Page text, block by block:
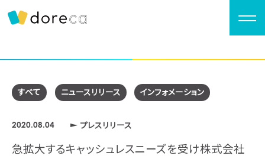
すべて ニュースリリース インフォメーション
2020.08.04 プレスリリース
急拡大するキャッシュレスニーズを受け株式会社